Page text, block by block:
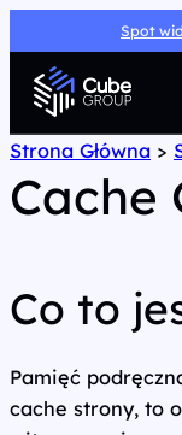
Spot
Usługi
Jak możemy
Case Study
Kariera
Strona Główna >
Cache
Co to
Pamięć
cache strony, to